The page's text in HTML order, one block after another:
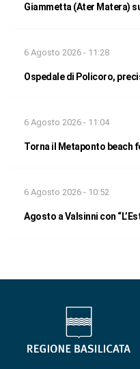
Giammetta (Ater Matera)
6 Agosto 2026 - 11:28
Ospedale di Policoro,
6 Agosto 2026 - 11:04
Torna il Metaponto beach
6 Agosto 2026 - 10:52
Agosto a Valsinni con